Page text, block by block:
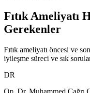
Fıtık Ameliyatı
Gerekenler
Fıtık ameliyatı öncesi ve
iyileşme süreci ve sık
DR
Op. Dr. Muhammed Çağrı